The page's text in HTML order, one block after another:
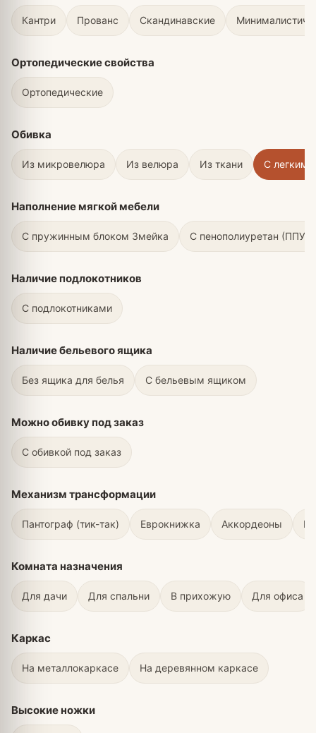
Кантри Прованс Скандинавские
Ортопедические свойства
Ортопедические
Обивка
Из микровелюра Из велюра Из ткани С легким
Наполнение мягкой мебели
С пружинным блоком Змейка С пенополиуретан
Наличие подлокотников
С подлокотниками
Наличие бельевого ящика
Без ящика для белья С бельевым ящиком
Можно обивку под заказ
С обивкой под заказ
Механизм трансформации
Пантограф (тик-так) Еврокнижка Аккордеоны
Комната назначения
Для дачи Для спальни В прихожую Для офиса
Каркас
На металлокаркасе На деревянном каркасе
Высокие ножки